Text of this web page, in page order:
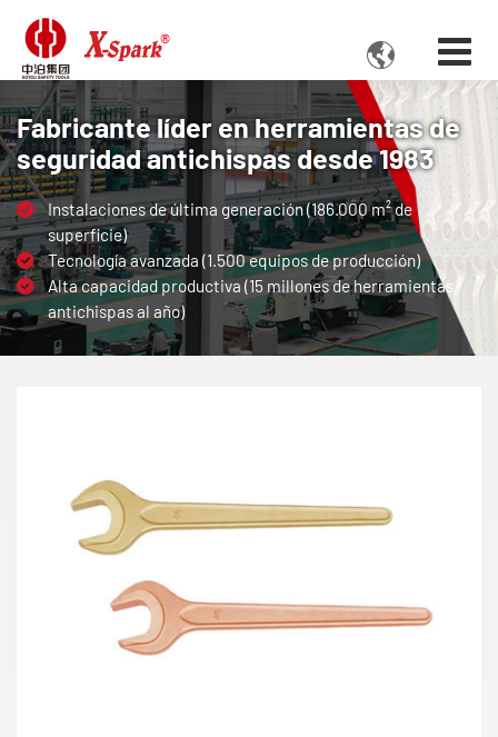

Fabricante líder en herramientas de
seguridad antichispas desde 1983
Instalaciones de última generación (186.000 m² de
superficie)
Tecnología avanzada (1.500 equipos de producción)
Alta capacidad productiva (15 millones de herramientas
antichispas al año)